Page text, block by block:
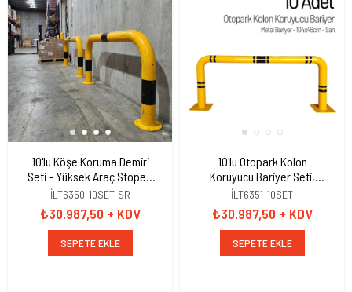
10'lu Köşe Koruma Demiri
Seti - Yüksek Araç Stoperi
100 x 45cm
İLT6350-10SET-SR
₺30.987,50 + KDV
SEPETE EKLE
10'lu Otopark Kolon
Koruyucu Bariyer Seti,
Metal Bariyer 104 x 46cm
İLT6351-10SET
₺30.987,50 + KDV
SEPETE EKLE